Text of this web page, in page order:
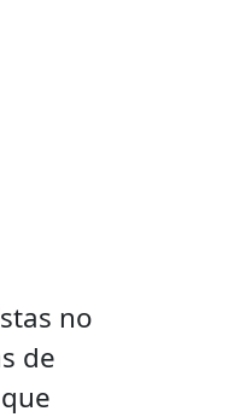
no
de